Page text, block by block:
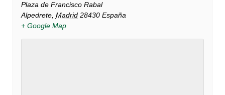
Plaza de Francisco Rabal
Alpedrete, Madrid 28430 España
+ Google Map